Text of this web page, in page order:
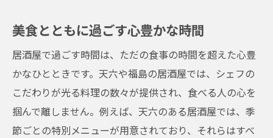
美食とともに過ごす心豊かな時間
居酒屋で過ごす時間は、ただの食事の時間を超えた心豊
かなひとときです。天六や福島の居酒屋では、シェフの
こだわりが光る料理の数々が提供され、食べる人の心を
掴んで離しません。例えば、天六のある居酒屋では、季
節ごとの特別メニューが用意されており、それらはすべ